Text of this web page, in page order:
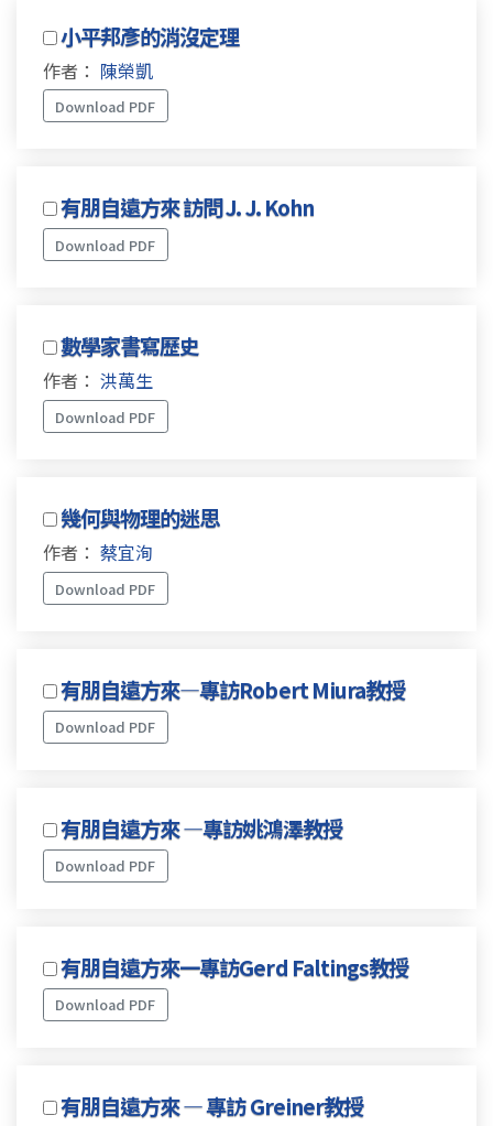
小平邦彥的消沒定理
作者： 陳榮凱
Download PDF
有朋自遠方來 訪問 J. J. Kohn
Download PDF
數學家書寫歷史
作者： 洪萬生
Download PDF
幾何與物理的迷思
作者： 蔡宜洵
Download PDF
有朋自遠方來—專訪Robert Miura教授
Download PDF
有朋自遠方來 —專訪姚鴻澤教授
Download PDF
有朋自遠方來一專訪Gerd Faltings教授
Download PDF
有朋自遠方來 — 專訪 Greiner教授